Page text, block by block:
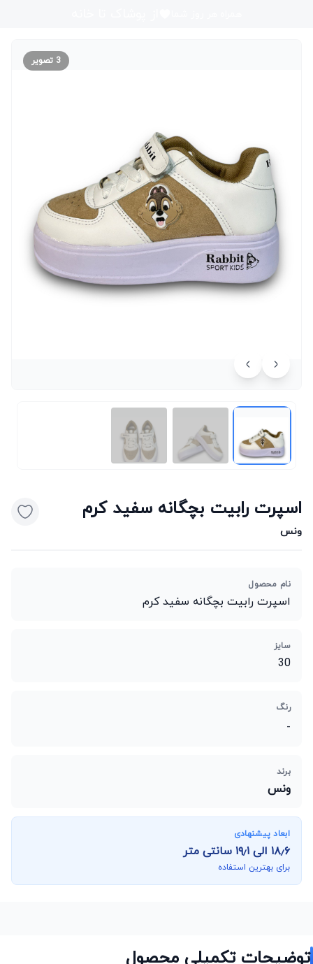
3 تصویر
اسپرت رابیت بچگانه سفید کرم
ونس
نام محصول
اسپرت رابیت بچگانه سفید کرم
سایز
30
رنگ
-
برند
ونس
ابعاد پیشنهادی
۱۸٫۶ الی۱۹٫۱سانتی متر
برای بهترین استفاده
توضیحات تکمیلی محصول